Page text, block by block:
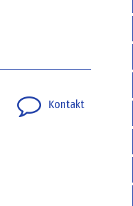
Kontakt